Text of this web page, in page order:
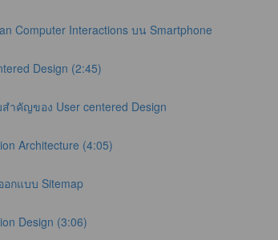
Computer Interactions บน Smartphone
Design (2:45)
ำคัญของ User centered Design
Architecture (4:05)
อกแบบ Sitemap
Design (3:06)